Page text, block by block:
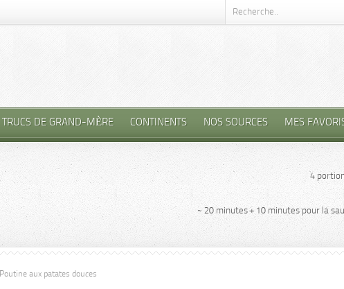
TRUCS DE GRAND-MÈRE CONTINENTS NOS SOURCES MES
4
~ 20 minutes + 10 minutes pour la
Poutine aux patates douces